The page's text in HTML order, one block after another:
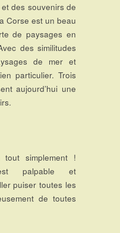
des souvenirs de
Corse est un beau
de paysages en
des similitudes
de mer et
particulier. Trois
aujourd’hui une
simplement !
palpable et
puiser toutes les
de toutes